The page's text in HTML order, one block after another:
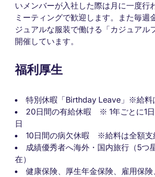
いメンバーが入社した際は月に一度行
ミーティングで歓迎します。また毎週
ジュアルな服装で働ける「カジュアル
開催しています。
福利厚生
特別休暇「Birthday Leave」※給料
20日間の有給休暇 ※ 1年ごとに1
日
10日間の病欠休暇 ※給料は全額支
成績優秀者へ海外・国内旅行（5つ
在）
健康保険、厚生年金保険、雇用保